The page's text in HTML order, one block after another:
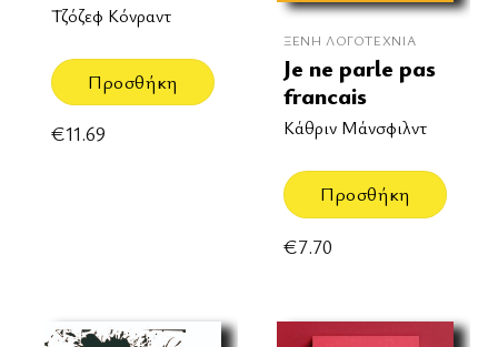
Τζόζεφ Κόνραντ
Προσθήκη
€11.69
ΞΈΝΗ ΛΟΓΟΤΕΧΝΊΑ
Je ne parle pas
francais
Κάθριν Μάνσφιλντ
Προσθήκη
€7.70